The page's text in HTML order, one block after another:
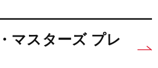
マスターズ プレ